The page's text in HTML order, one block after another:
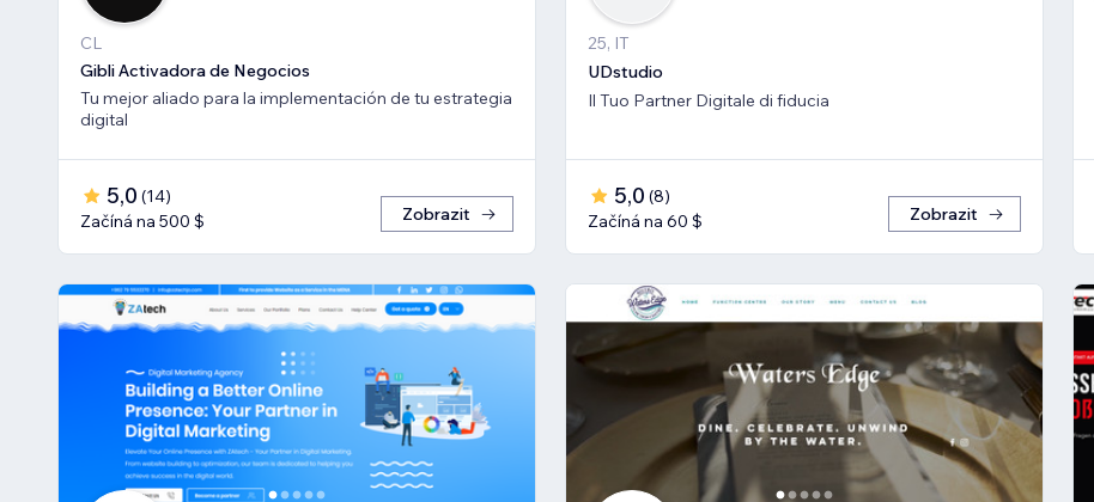
CL
Gibli Activadora de Negocios
Tu mejor aliado para la implementación de tu estrategia
digital
5,0 (14)
Začíná na 500 $
Zobrazit
25, IT
UDstudio
Il Tuo Partner Digitale di fiducia
5,0 (8)
Začíná na 60 $
Zobrazit